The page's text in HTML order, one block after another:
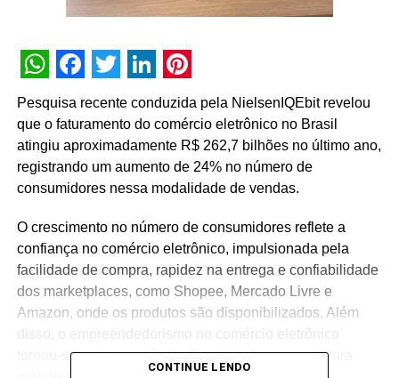
WhatsApp
Facebook
Twitter
LinkedIn
Pinterest
Pesquisa recente conduzida pela NielsenIQEbit revelou
que o faturamento do comércio eletrônico no Brasil
atingiu aproximadamente R$ 262,7 bilhões no último ano,
registrando um aumento de 24% no número de
consumidores nessa modalidade de vendas.
O crescimento no número de consumidores reflete a
confiança no comércio eletrônico, impulsionada pela
facilidade de compra, rapidez na entrega e confiabilidade
dos marketplaces, como Shopee, Mercado Livre e
Amazon, onde os produtos são disponibilizados. Além
disso, o empreendedorismo no comércio eletrônico
tornou-se mais acessível, não exigindo uma estrutura
CONTINUE LENDO